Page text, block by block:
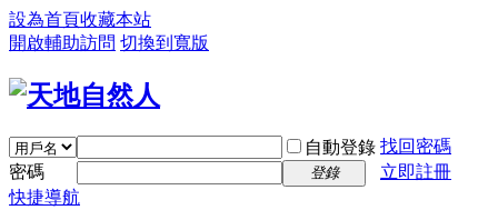
設為首頁收藏本站
開啟輔助訪問 切換到寬版
自動登錄 找回密碼
密碼
登錄
立即註冊
快捷導航